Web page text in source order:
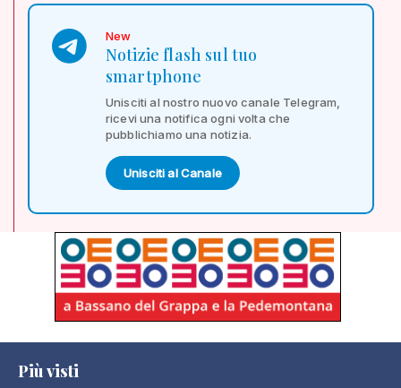
New
Notizie flash sul tuo
smartphone
Unisciti al nostro nuovo canale Telegram,
ricevi una notifica ogni volta che
pubblichiamo una notizia.
Unisciti al Canale
Più visti